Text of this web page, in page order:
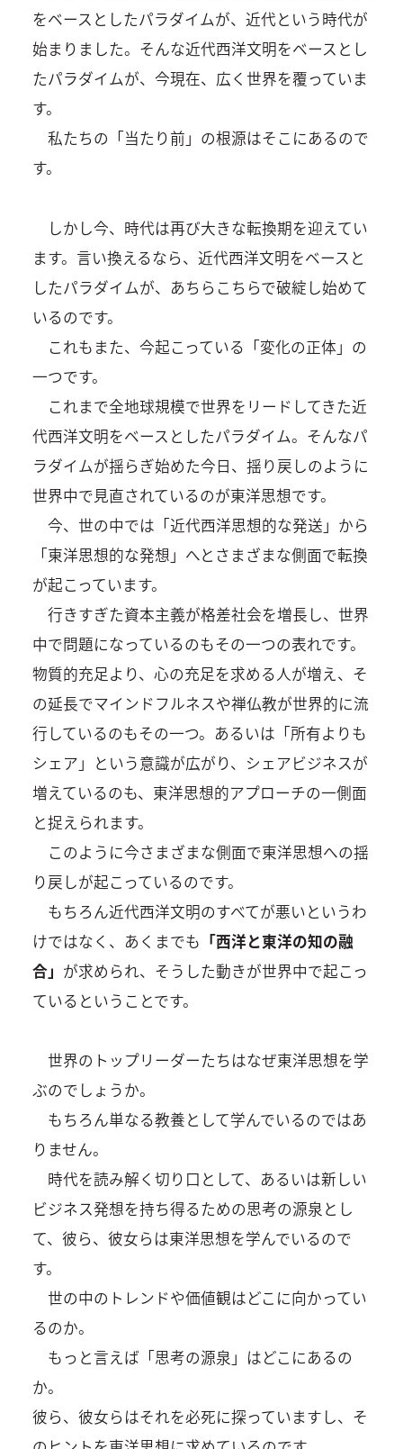
をベースとしたパラダイムが、近代という時代が
始まりました。そんな近代西洋文明をベースとし
たパラダイムが、今現在、広く世界を覆っていま
す。
私たちの「当たり前」の根源はそこにあるので
す。
しかし今、時代は再び大きな転換期を迎えてい
ます。言い換えるなら、近代西洋文明をベースと
したパラダイムが、あちらこちらで破綻し始めて
いるのです。
これもまた、今起こっている「変化の正体」の
一つです。
これまで全地球規模で世界をリードしてきた近
代西洋文明をベースとしたパラダイム。そんなパ
ラダイムが揺らぎ始めた今日、揺り戻しのように
世界中で見直されているのが東洋思想です。
今、世の中では「近代西洋思想的な発送」から
「東洋思想的な発想」へとさまざまな側面で転換
が起こっています。
行きすぎた資本主義が格差社会を増長し、世界
中で問題になっているのもその一つの表れです。
物質的充足より、心の充足を求める人が増え、そ
の延長でマインドフルネスや禅仏教が世界的に流
行しているのもその一つ。あるいは「所有よりも
シェア」という意識が広がり、シェアビジネスが
増えているのも、東洋思想的アプローチの一側面
と捉えられます。
このように今さまざまな側面で東洋思想への揺
り戻しが起こっているのです。
もちろん近代西洋文明のすべてが悪いというわ
けではなく、あくまでも 「西洋と東洋の知の融
合」 が求められ、そうした動きが世界中で起こっ
ているということです。
世界のトップリーダーたちはなぜ東洋思想を学
ぶのでしょうか。
もちろん単なる教養として学んでいるのではあ
りません。
時代を読み解く切り口として、あるいは新しい
ビジネス発想を持ち得るための思考の源泉とし
て、彼ら、彼女らは東洋思想を学んでいるので
す。
世の中のトレンドや価値観はどこに向かってい
るのか。
もっと言えば「思考の源泉」はどこにあるの
か。
彼ら、彼女らはそれを必死に探っていますし、そ